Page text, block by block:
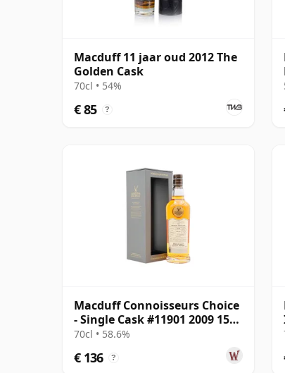
Macduff 11 jaar oud 2012 The
Golden Cask
70cl • 54%
€ 85 ?
Macduff Connoisseurs Choice
- Single Cask #11901 2009 15
jaar oud
70cl • 58.6%
€ 136 ?